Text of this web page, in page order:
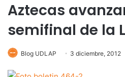
Aztecas
semifinal de la
Blog UDLAP 3 diciembre, 2012